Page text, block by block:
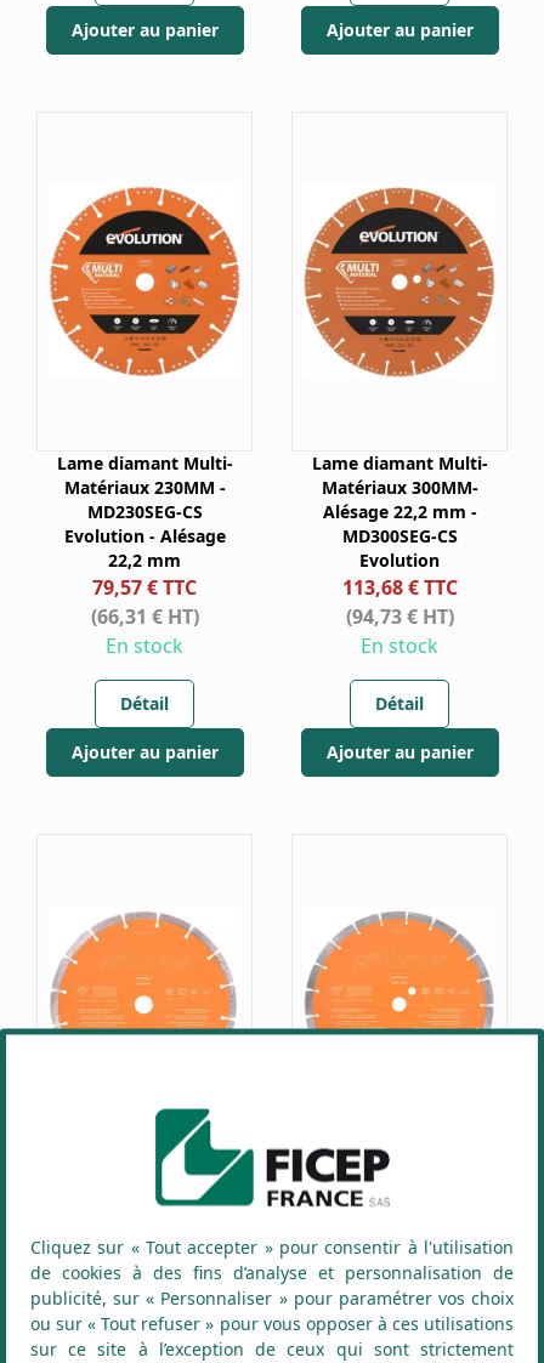
Cliquez sur « Tout accepter » pour consentir à l'utilisation
de cookies à des fins d’analyse et personnalisation de
publicité, sur « Personnaliser » pour paramétrer vos choix
ou sur « Tout refuser » pour vous opposer à ces utilisations
sur ce site à l’exception de ceux qui sont strictement
Ajouter au panier Ajouter au panier
Lame diamant Multi-
Matériaux 230MM -
MD230SEG-CS
Evolution - Alésage
22,2 mm
79,57 € TTC
(66,31 € HT)
En stock
Détail
Ajouter au panier
Lame diamant Multi-
Matériaux 300MM-
Alésage 22,2 mm -
MD300SEG-CS
Evolution
113,68 € TTC
(94,73 € HT)
En stock
Détail
Ajouter au panier
Lame Diamant
Premium 230MM -
Evolution-Alésage 22,2
mm
39,78 € TTC
(33,15 € HT)
Lame Diamant
Premium 300MM -
PD300SEG-CS Evolution
- Alésage 22,2 mm
59,68 € TTC
(49,73 € HT)
En stock